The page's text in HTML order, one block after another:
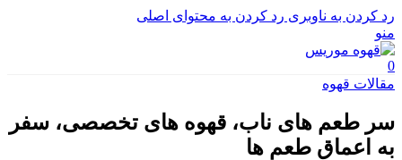
رد کردن به ناوبری رد کردن به محتوای اصلی
منو
0
مقالات قهوه
سر طعم های ناب، قهوه های تخصصی، سفر
به اعماق طعم ها